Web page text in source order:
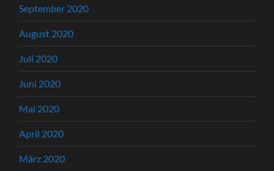
September 2020
August 2020
Juli 2020
Juni 2020
Mai 2020
April 2020
März 2020